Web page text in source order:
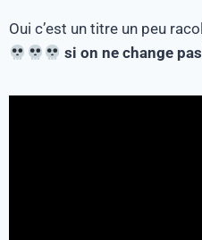
Oui c’est un titre un peu
si on ne change pas